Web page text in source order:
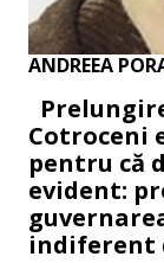
ANDREEA
Cotroceni
pentru că
evident:
indiferent